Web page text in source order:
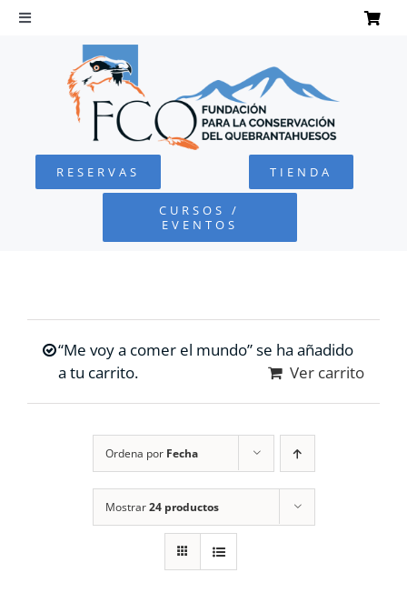
Saltar
Toggle
Navigation
QUEBRANTAHUESOS
FUNDACIÓN
RESERVAS TIENDA
CURSOS /
EVENTOS
“Me voy a comer el mundo” se ha añadido
a tu carrito.
Ver carrito
Ordena por Fecha
Mostrar24 productos